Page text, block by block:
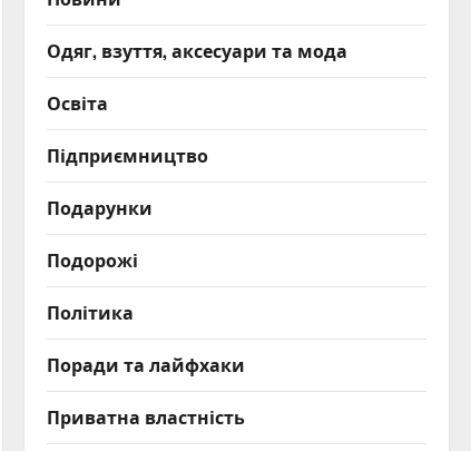
Одяг, взуття, аксесуари та мода
Освіта
Підприємництво
Подарунки
Подорожі
Політика
Поради та лайфхаки
Приватна властність